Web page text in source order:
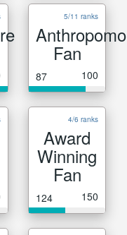
5/11 ranks
Fan
87 100
4/6 ranks
Award
Winning
Fan
124 150